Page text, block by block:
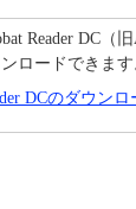
Reader DC（旧
ロードできます
DCのダウン